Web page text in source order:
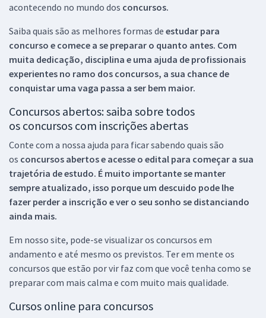
acontecendo no mundo dos concursos.
Saiba quais são as melhores formas de estudar para
concurso e comece a se preparar o quanto antes. Com
muita dedicação, disciplina e uma ajuda de profissionais
experientes no ramo dos concursos, a sua chance de
conquistar uma vaga passa a ser bem maior.
Concursos abertos: saiba sobre todos
os concursos com inscrições abertas
Conte com a nossa ajuda para ficar sabendo quais são
os concursos abertos e acesse o edital para começar a sua
trajetória de estudo. É muito importante se manter
sempre atualizado, isso porque um descuido pode lhe
fazer perder a inscrição e ver o seu sonho se distanciando
ainda mais.
Em nosso site, pode-se visualizar os concursos em
andamento e até mesmo os previstos. Ter em mente os
concursos que estão por vir faz com que você tenha como se
preparar com mais calma e com muito mais qualidade.
Cursos online para concursos